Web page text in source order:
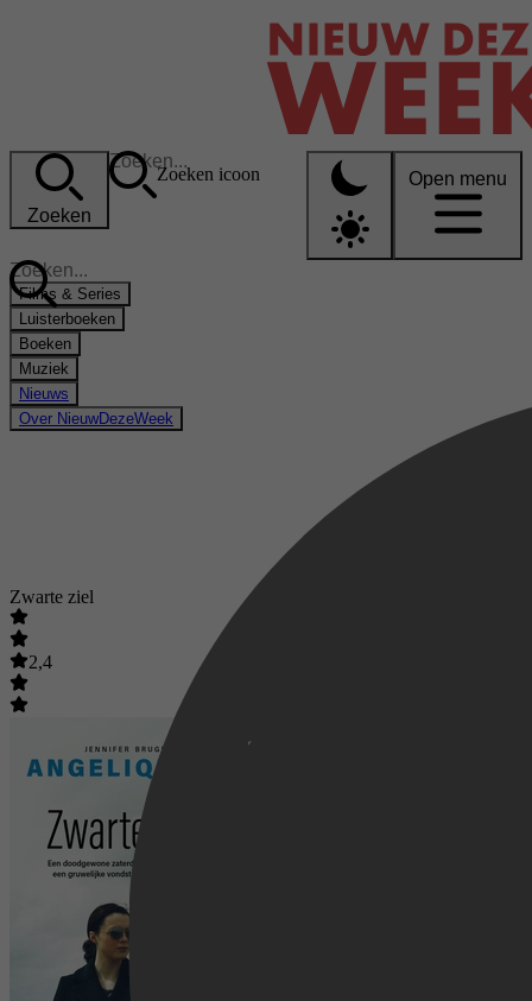
Zoeken
Zoeken icoon Open menu
Films & Series
Luisterboeken
Boeken
Muziek
Nieuws
Over NieuwDezeWeek
Zwarte ziel
2,4